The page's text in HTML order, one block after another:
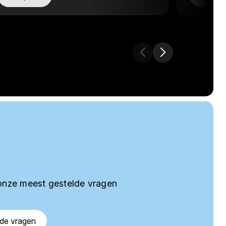
meest gestelde vragen
vragen